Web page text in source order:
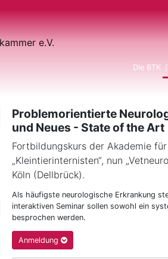
Die BTK
Problemorientierte
und Neues - State of the Art
Fortbildungskurs der Akademie
„Kleintierinternisten“, nun
Köln (Dellbrück).
Als häufigste neurologische Erkrankung
interaktiven Seminar sollen sowohl ein
besprochen werden.
Anmeldung